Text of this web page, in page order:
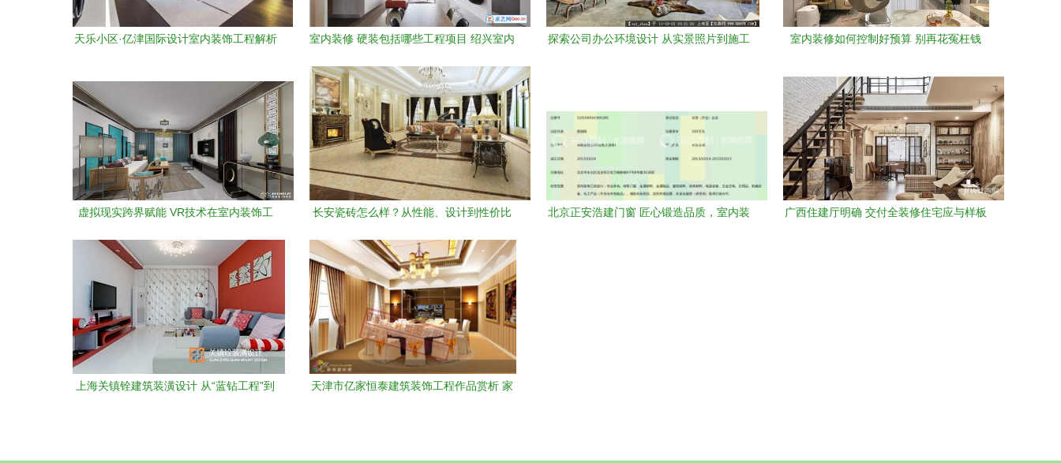
天乐小区·亿津国际设计室内装饰工程解析
室内装修 硬装包括哪些工程项目 绍兴室内
探索公司办公环境设计 从实景照片到施工
室内装修如何控制好预算 别再花冤枉钱
虚拟现实跨界赋能 VR技术在室内装饰工
长安瓷砖怎么样？从性能、设计到性价比
北京正安浩建门窗 匠心锻造品质，室内装
广西住建厅明确 交付全装修住宅应与样板
上海关镇铨建筑装潢设计 从“蓝钻工程”到
天津市亿家恒泰建筑装饰工程作品赏析 家